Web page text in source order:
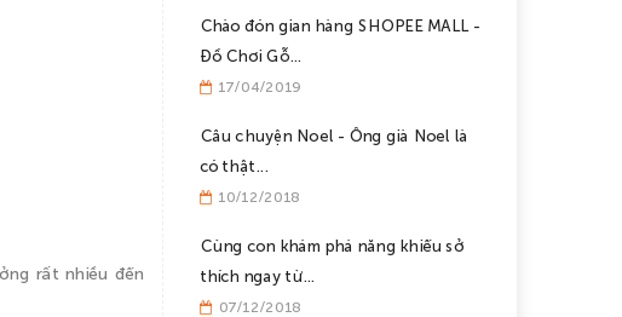
rất nhiều đến
Chào đón gian hàng SHOPEE MALL -
Đồ Chơi Gỗ...
17/04/2019
Câu chuyện Noel - Ông già Noel là
có thật...
10/12/2018
Cùng con khám phá năng khiếu sở
thích ngay từ...
07/12/2018